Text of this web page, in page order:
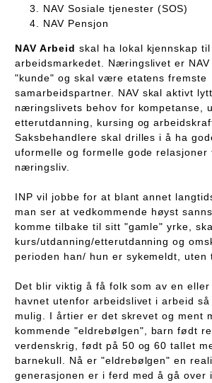
NAV Sosiale tjenester (SOS)
NAV Pensjon
NAV Arbeid skal ha lokal kjennskap
arbeidsmarkedet. Næringslivet er
"kunde" og skal være etatens fremste
samarbeidspartner. NAV skal aktivt
næringslivets behov for kompetanse,
etterutdanning, kursing og
Saksbehandlere skal drilles i å ha
uformelle og formelle gode relasjoner
næringsliv.
INP vil jobbe for at blant annet
man ser at vedkommende høyst
komme tilbake til sitt "gamle" yrke,
kurs/utdanning/etterutdanning og
perioden han/ hun er sykemeldt, uten
Det blir viktig å få folk som av en
havnet utenfor arbeidslivet i arbeid så
mulig. I årtier er det skrevet og ment
kommende "eldrebølgen", barn født
verdenskrig, født på 50 og 60 tallet
barnekull. Nå er "eldrebølgen" en
generasjonen er i ferd med å gå over